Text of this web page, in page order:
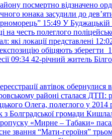
посмертно відзначено
юнака засудили до
15:49 У Буджацькій
честь полеглого
локації представлені
обіцяють зберегти
09:34 42-річний житель
автівок обернулися
районі сталася ДТП:
Олега, полеглого у 2014
з Болградської громади
«Мирне – Табаки»
звання “Мати-героїня”